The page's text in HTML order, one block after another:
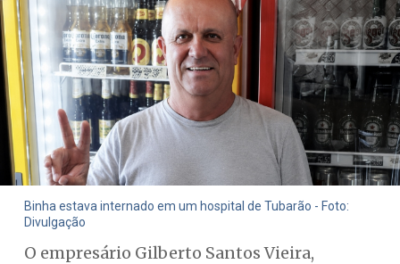
Binha estava internado em um hospital de Tubarão - Foto:
Divulgação
O empresário Gilberto Santos Vieira,